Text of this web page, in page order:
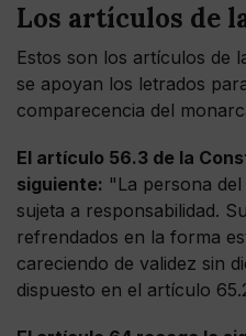
Los artículos de
Estos son los artículos de
se apoyan los letrados
comparecencia del
El artículo 56.3 de la
siguiente: "La persona
sujeta a responsabilidad.
refrendados en la forma
careciendo de validez sin
dispuesto en el artículo